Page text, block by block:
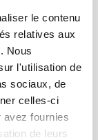
le contenu
relatives aux
Nous
l'utilisation de
sociaux, de
celles-ci
avez fournies
de leurs